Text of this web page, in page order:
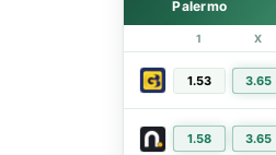
Palermo
1 X
1.53 3.65
1.58 3.65